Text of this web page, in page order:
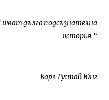
дълга подсъзнателна
история.“
Карл Густав Юнг